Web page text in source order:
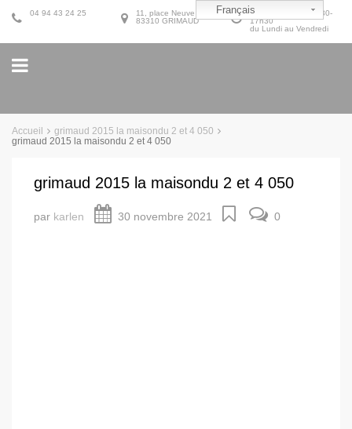
9h30-12h30 et 14h30-
17h30
du Lundi au Vendredi
11, place Neuve
83310 GRIMAUD
04 94 43 24 25
Accueil
grimaud 2015 la maisondu 2 et 4 050
grimaud 2015 la maisondu 2 et 4 050
grimaud 2015 la maisondu 2 et 4 050
par karlen 30 novembre 2021 0
Français